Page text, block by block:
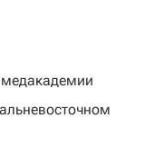
медакадемии